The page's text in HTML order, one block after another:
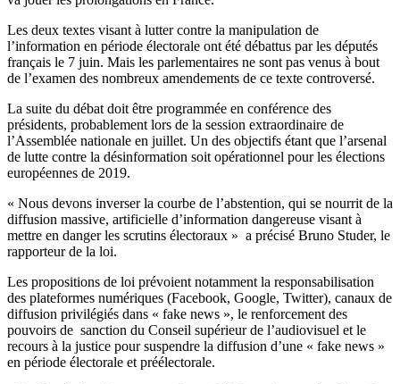
Les deux textes visant à lutter contre la manipulation de
l’information en période électorale ont été débattus par les députés
français le 7 juin. Mais les parlementaires ne sont pas venus à bout
de l’examen des nombreux amendements de ce texte controversé.
La suite du débat doit être programmée en conférence des
présidents, probablement lors de la session extraordinaire de
l’Assemblée nationale en juillet. Un des objectifs étant que l’arsenal
de lutte contre la désinformation soit opérationnel pour les élections
européennes de 2019.
« Nous devons inverser la courbe de l’abstention, qui se nourrit de la
diffusion massive, artificielle d’information dangereuse visant à
mettre en danger les scrutins électoraux » a précisé Bruno Studer, le
rapporteur de la loi.
Les propositions de loi prévoient notamment la responsabilisation
des plateformes numériques (Facebook, Google, Twitter), canaux de
diffusion privilégiés dans « fake news », le renforcement des
pouvoirs de sanction du Conseil supérieur de l’audiovisuel et le
recours à la justice pour suspendre la diffusion d’une « fake news »
en période électorale et préélectorale.